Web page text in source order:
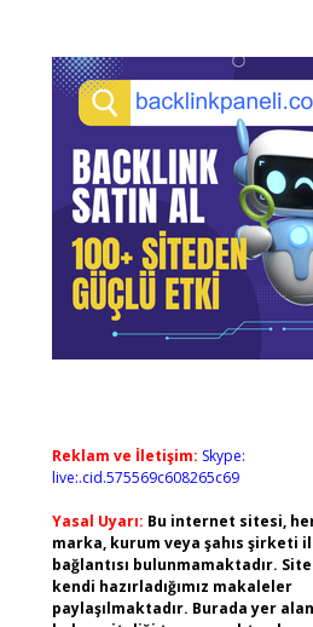
Reklam ve İletişim: Skype:
live:.cid.575569c608265c69
Yasal Uyarı: Bu internet sitesi,
marka, kurum veya şahıs şirketi
bağlantısı bulunmamaktadır.
kendi hazırladığımız makaleler
paylaşılmaktadır. Burada yer